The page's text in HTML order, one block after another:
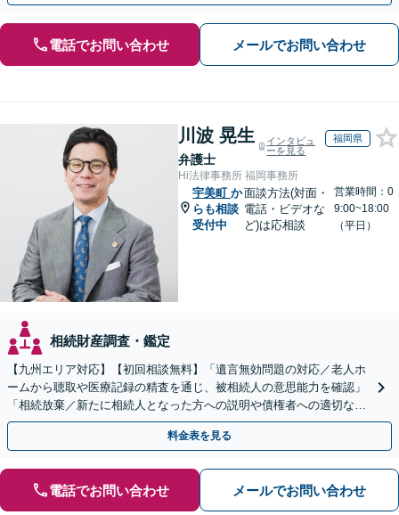
電話でお問い合わせ メールでお問い合わせ
川波 晃生
弁護士
インタビュ
ーを見る
福岡県
Hi法律事務所 福岡事務所
宇美町 か
らも相談
受付中
面談方法(対面・
電話・ビデオな
ど)は応相談
営業時間：0
9:00~18:00
（平日）
相続財産調査・鑑定
【九州エリア対応】【初回相談無料】「遺言無効問題の対応／老人ホ
ームから聴取や医療記録の精査を通じ、被相続人の意思能力を確認」
「相続放棄／新たに相続人となった方への説明や債権者への適切な対
応まで、きめ細やかにサポート」【休日・夜間相談可】
料金表を見る
電話でお問い合わせ メールでお問い合わせ